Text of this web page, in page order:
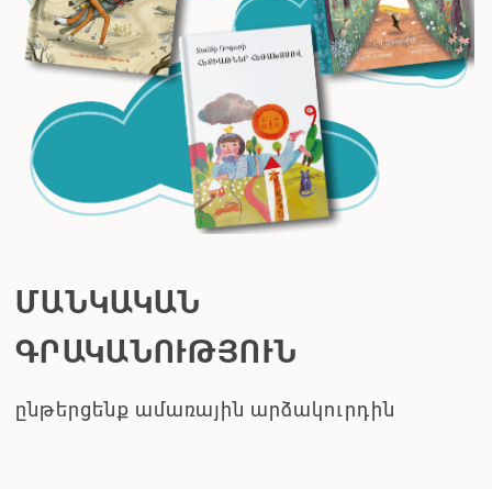
Բոլորն իրավացի են
ՇԱՐՈՒՆԱԿԻՐ ԿԱՐԴԱԼ